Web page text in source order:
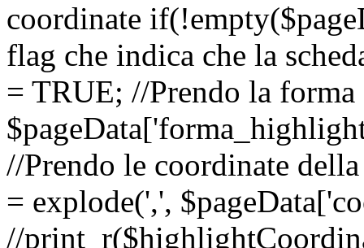
coordinate
flag che indica che la
= TRUE; //Prendo la
//Prendo le coordinate
= explode(',',
//